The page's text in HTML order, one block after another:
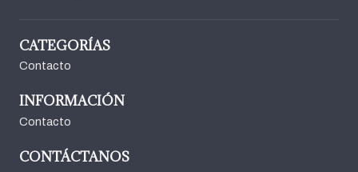
CATEGORÍAS
Contacto
INFORMACIÓN
Contacto
CONTÁCTANOS